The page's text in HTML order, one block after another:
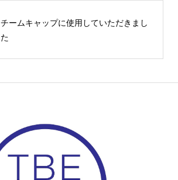
チームキャップに使用していただきまし
た